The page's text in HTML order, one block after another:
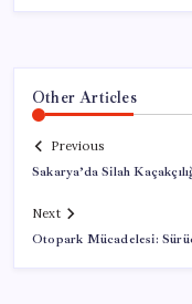
Other Articles
Previous
Sakarya’da Silah
Next
Otopark Mücadelesi: